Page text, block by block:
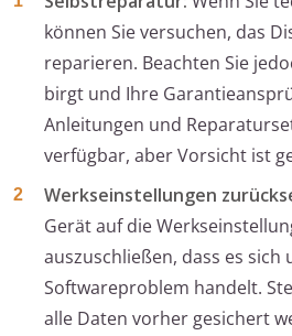
können Sie versuchen, das
reparieren. Beachten Sie
birgt und Ihre
Anleitungen und
verfügbar, aber Vorsicht ist
Werkseinstellungen
Gerät auf die
auszuschließen, dass es sich
Softwareproblem handelt.
alle Daten vorher gesichert